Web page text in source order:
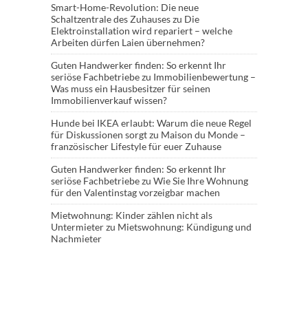
Smart-Home-Revolution: Die neue
Schaltzentrale des Zuhauseszu Die
Elektroinstallation wird repariert – welche
Arbeiten dürfen Laien übernehmen?
Guten Handwerker finden: So erkennt Ihr
seriöse Fachbetriebezu Immobilienbewertung –
Was muss ein Hausbesitzer für seinen
Immobilienverkauf wissen?
Hunde bei IKEA erlaubt: Warum die neue Regel
für Diskussionen sorgtzu Maison du Monde –
französischer Lifestyle für euer Zuhause
Guten Handwerker finden: So erkennt Ihr
seriöse Fachbetriebezu Wie Sie Ihre Wohnung
für den Valentinstag vorzeigbar machen
Mietwohnung: Kinder zählen nicht als
Untermieterzu Mietswohnung: Kündigung und
Nachmieter